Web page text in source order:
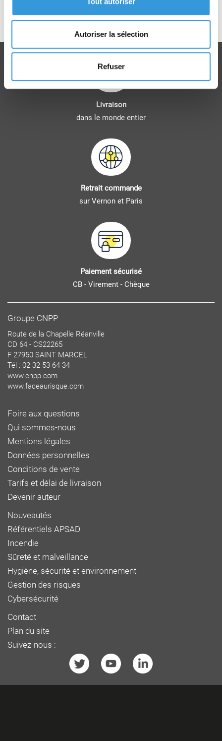
Autoriser la sélection
Refuser
Découvrir
Livraison
dans le monde entier
Retrait commande
sur Vernon et Paris
Paiement sécurisé
CB - Virement - Chèque
Groupe CNPP
Route de la Chapelle Réanville
CD 64 - CS22265
F 27950 SAINT MARCEL
Tél : 02 32 53 64 34
www.cnpp.com
www.faceaurisque.com
Foire aux questions
Qui sommes-nous
Mentions légales
Données personnelles
Conditions de vente
Tarifs et délai de livraison
Devenir auteur
Nouveautés
Référentiels APSAD
Incendie
Sûreté et malveillance
Hygiène, sécurité et environnement
Gestion des risques
Cybersécurité
Contact
Plan du site
Suivez-nous :